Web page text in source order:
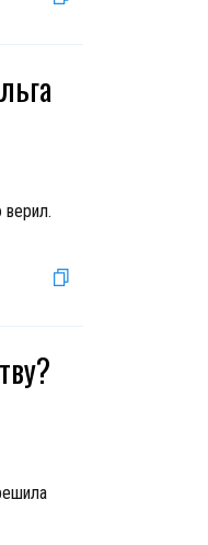
верил.